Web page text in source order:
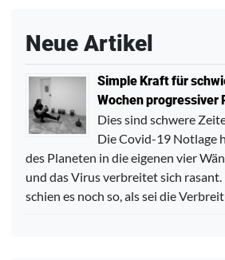
Neue Artikel
Simple Kraft für
Wochen progressiver
Dies sind schwere
Die Covid-19 Notlage
des Planeten in die eigenen vier
und das Virus verbreitet sich
schien es noch so, als sei die